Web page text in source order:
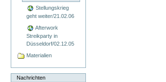
Stellungskrieg
geht weiter/21.02.06
Afterwork
Streikparty in
Düsseldorf/02.12.05
Materialien
Nachrichten